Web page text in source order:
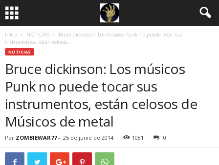
Inicio NOTICIAS
Bruce dickinson: Los músicos Punk no puede tocar sus
instrumentos, están celosos...
NOTICIAS
Bruce dickinson: Los músicos
Punk no puede tocar sus
instrumentos, están celosos de
Músicos de metal
Por ZOMBIEWAR77- 25 de junio de 2014 1081 0